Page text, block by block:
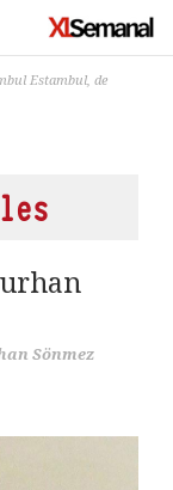
Estambul, de
Sönmez